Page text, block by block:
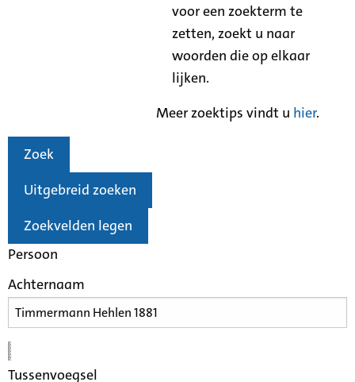
voor een zoekterm te
zetten, zoekt u naar
woorden die op elkaar
lijken.
Meer zoektips vindt u hier.
Zoek
Uitgebreid zoeken
Zoekvelden legen
Persoon
Achternaam
Tussenvoegsel